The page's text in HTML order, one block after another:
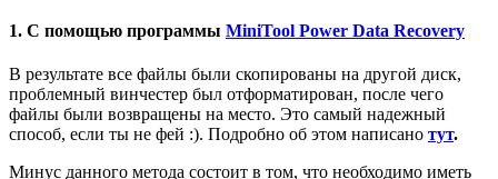
1. С помощью программы MiniTool Power Data Recovery
В результате все файлы были скопированы на другой диск,
проблемный винчестер был отформатирован, после чего
файлы были возвращены на место. Это самый надежный
способ, если ты не фей :). Подробно об этом написано тут.
Минус данного метода состоит в том, что необходимо иметь